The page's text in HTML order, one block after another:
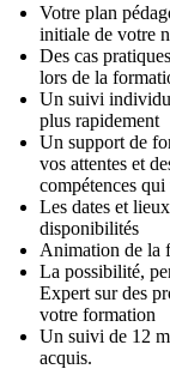
Votre plan
initiale de votre
Des cas
lors de la
Un suivi
plus rapidement
Un support de
vos attentes et
compétences
Les dates et
disponibilités
Animation de la
La possibilité,
Expert sur des
votre formation
Un suivi de 12
acquis.